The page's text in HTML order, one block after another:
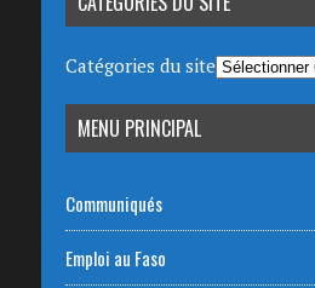
Catégories du site
MENU PRINCIPAL
Communiqués
Emploi au Faso